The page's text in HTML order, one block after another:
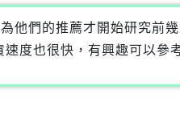
他們的推薦才開始研究前
度也很快，有興趣可以參